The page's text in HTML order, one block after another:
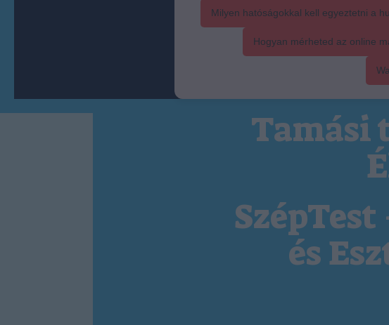
Milyen hatóságokkal kell egyeztetni a
Hogyan mérheted az online
Tamási
és